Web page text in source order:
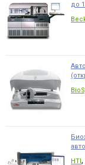
до
HTI ,